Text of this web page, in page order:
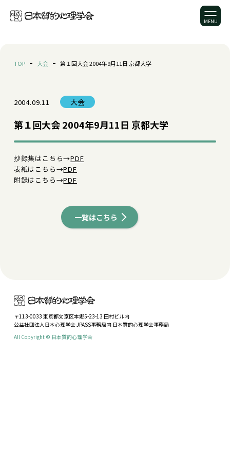
TOP 大会 第１回大会 2004年9月11日 京都大学
2004.09.11 大会
第１回大会 2004年9月11日 京都大学
抄録集はこちら→PDF
表紙はこちら→PDF
附録はこちら→PDF
一覧はこちら
〒113-0033 東京都文京区本郷5-23-13 田村ビル内
公益社団法人日本心理学会 JPASS事務局内 日本質的心理学会事務局
All Copyright © 日本質的心理学会